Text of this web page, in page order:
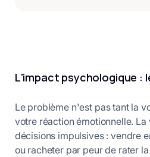
L'impact psychologique :
Le problème n'est pas tant la
votre réaction émotionnelle.
décisions impulsives : vendre
ou racheter par peur de rater